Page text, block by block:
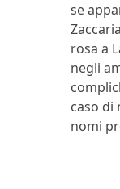
se
rosa a
negli
caso di
nomi